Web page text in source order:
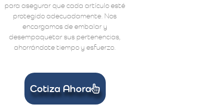
para asegurar que cada artículo esté
protegido adecuadamente. Nos
encargamos de embalar y
desempaquetar sus pertenencias,
ahorrándote tiempo y esfuerzo.
Cotiza Ahora